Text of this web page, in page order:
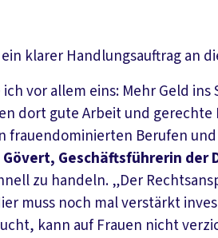
klarer Handlungsauftrag an
vor allem eins: Mehr Geld
dort gute Arbeit und
frauendominierten Berufen
Geschäftsführerin der
zu handeln. „Der
muss noch mal verstärkt
kann auf Frauen nicht